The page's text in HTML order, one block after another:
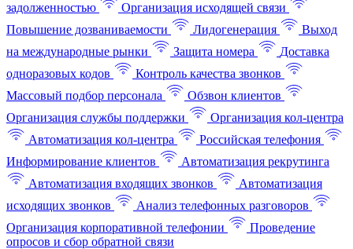
задолженностью
Организация исходящей связи
Повышение дозваниваемости
Лидогенерация
Выход
на международные рынки
Защита номера
Доставка
одноразовых кодов
Контроль качества звонков
Массовый подбор персонала
Обзвон клиентов
Организация службы поддержки
Организация кол-центра
Автоматизация кол-центра
Российская телефония
Информирование клиентов
Автоматизация рекрутинга
Автоматизация входящих звонков
Автоматизация
исходящих звонков
Анализ телефонных разговоров
Организация корпоративной телефонии
Проведение
опросов и сбор обратной связи